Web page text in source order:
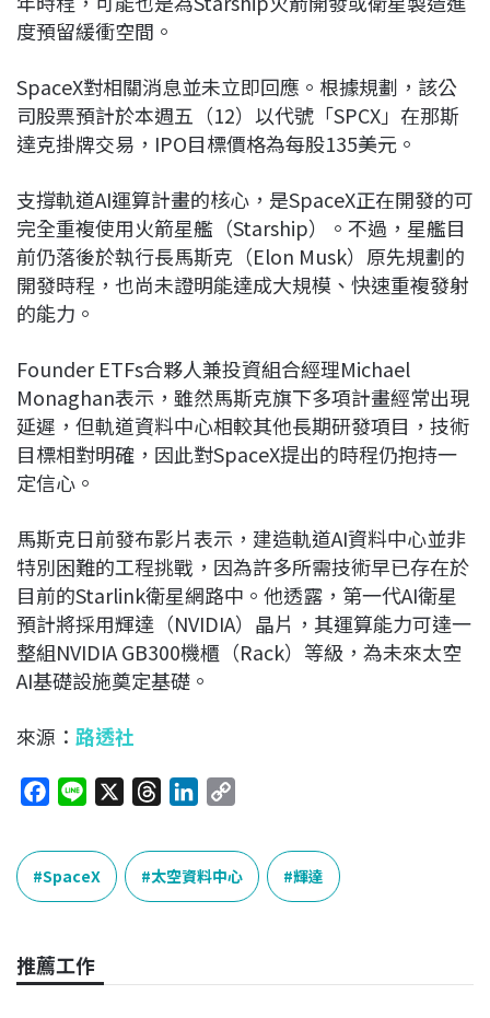
度預留緩衝空間。
SpaceX對相關消息並未立即回應。根據規劃，該公
司股票預計於本週五（12）以代號「SPCX」在那斯
達克掛牌交易，IPO目標價格為每股135美元。
支撐軌道AI運算計畫的核心，是SpaceX正在開發的可
完全重複使用火箭星艦（Starship）。不過，星艦目
前仍落後於執行長馬斯克（Elon Musk）原先規劃的
開發時程，也尚未證明能達成大規模、快速重複發射
的能力。
Founder ETFs合夥人兼投資組合經理Michael
Monaghan表示，雖然馬斯克旗下多項計畫經常出現
延遲，但軌道資料中心相較其他長期研發項目，技術
目標相對明確，因此對SpaceX提出的時程仍抱持一
定信心。
馬斯克日前發布影片表示，建造軌道AI資料中心並非
特別困難的工程挑戰，因為許多所需技術早已存在於
目前的Starlink衛星網路中。他透露，第一代AI衛星
預計將採用輝達（NVIDIA）晶片，其運算能力可達一
整組NVIDIA GB300機櫃（Rack）等級，為未來太空
AI基礎設施奠定基礎。
來源： 路透社
c
e
b
o
k
n
e
r
e
a
n
k
e
n
p
y
L
k
SpaceX 太空資料中心 輝達
推薦工作